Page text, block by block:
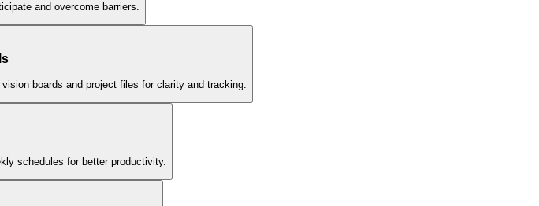
and overcome barriers.
boards and project files for clarity and tracking.
schedules for better productivity.